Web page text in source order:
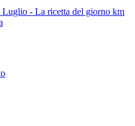
- La ricetta del giorno km